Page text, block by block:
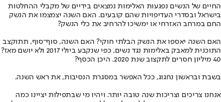
החיים של הנשים נפגעות האלימות נמצאים בידיים של מקבלי ההחלטות
בישראל ובסדרי העדיפויות שהם קובעים. האם השנה יצמצמו את הנשק
החם במרחב האזרחי או ימשיכו להרחיב את כלי הנשק?
האם השנה יאספו את הנשק הבלתי חוקי? האם השנה, סוף־סוף, תתוקצב
התוכנית למאבק באלימות נגד נשים, כפי שנקבע ביולי 2017 ולא יושם מאז?
40 מיליון חסרים לתקצוב שנת 2020. היכן הכסף?
בשבת ובראשון נחגוג, ככל האפשר במסגרת הנסיבות, את ראש השנה.
אנחנו צריכים וצריכות שנה טובה יותר. ויהיו מי שבתפילות יציינו כמה